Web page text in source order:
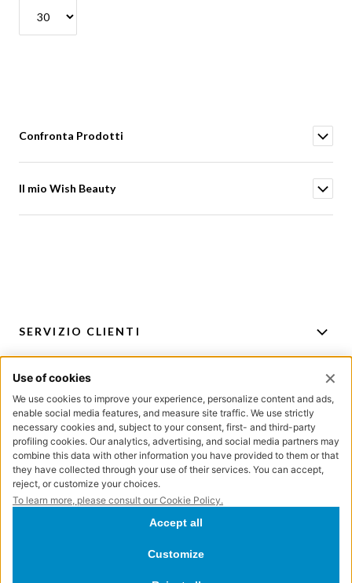
Confronta Prodotti
Il mio Wish Beauty
SERVIZIO CLIENTI
PER CONSIGLI E ACQUISTI
ISCRIZIONE NEWSLETTER